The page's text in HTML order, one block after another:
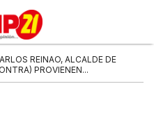
REINAO, ALCALDE DE
PROVIENEN...